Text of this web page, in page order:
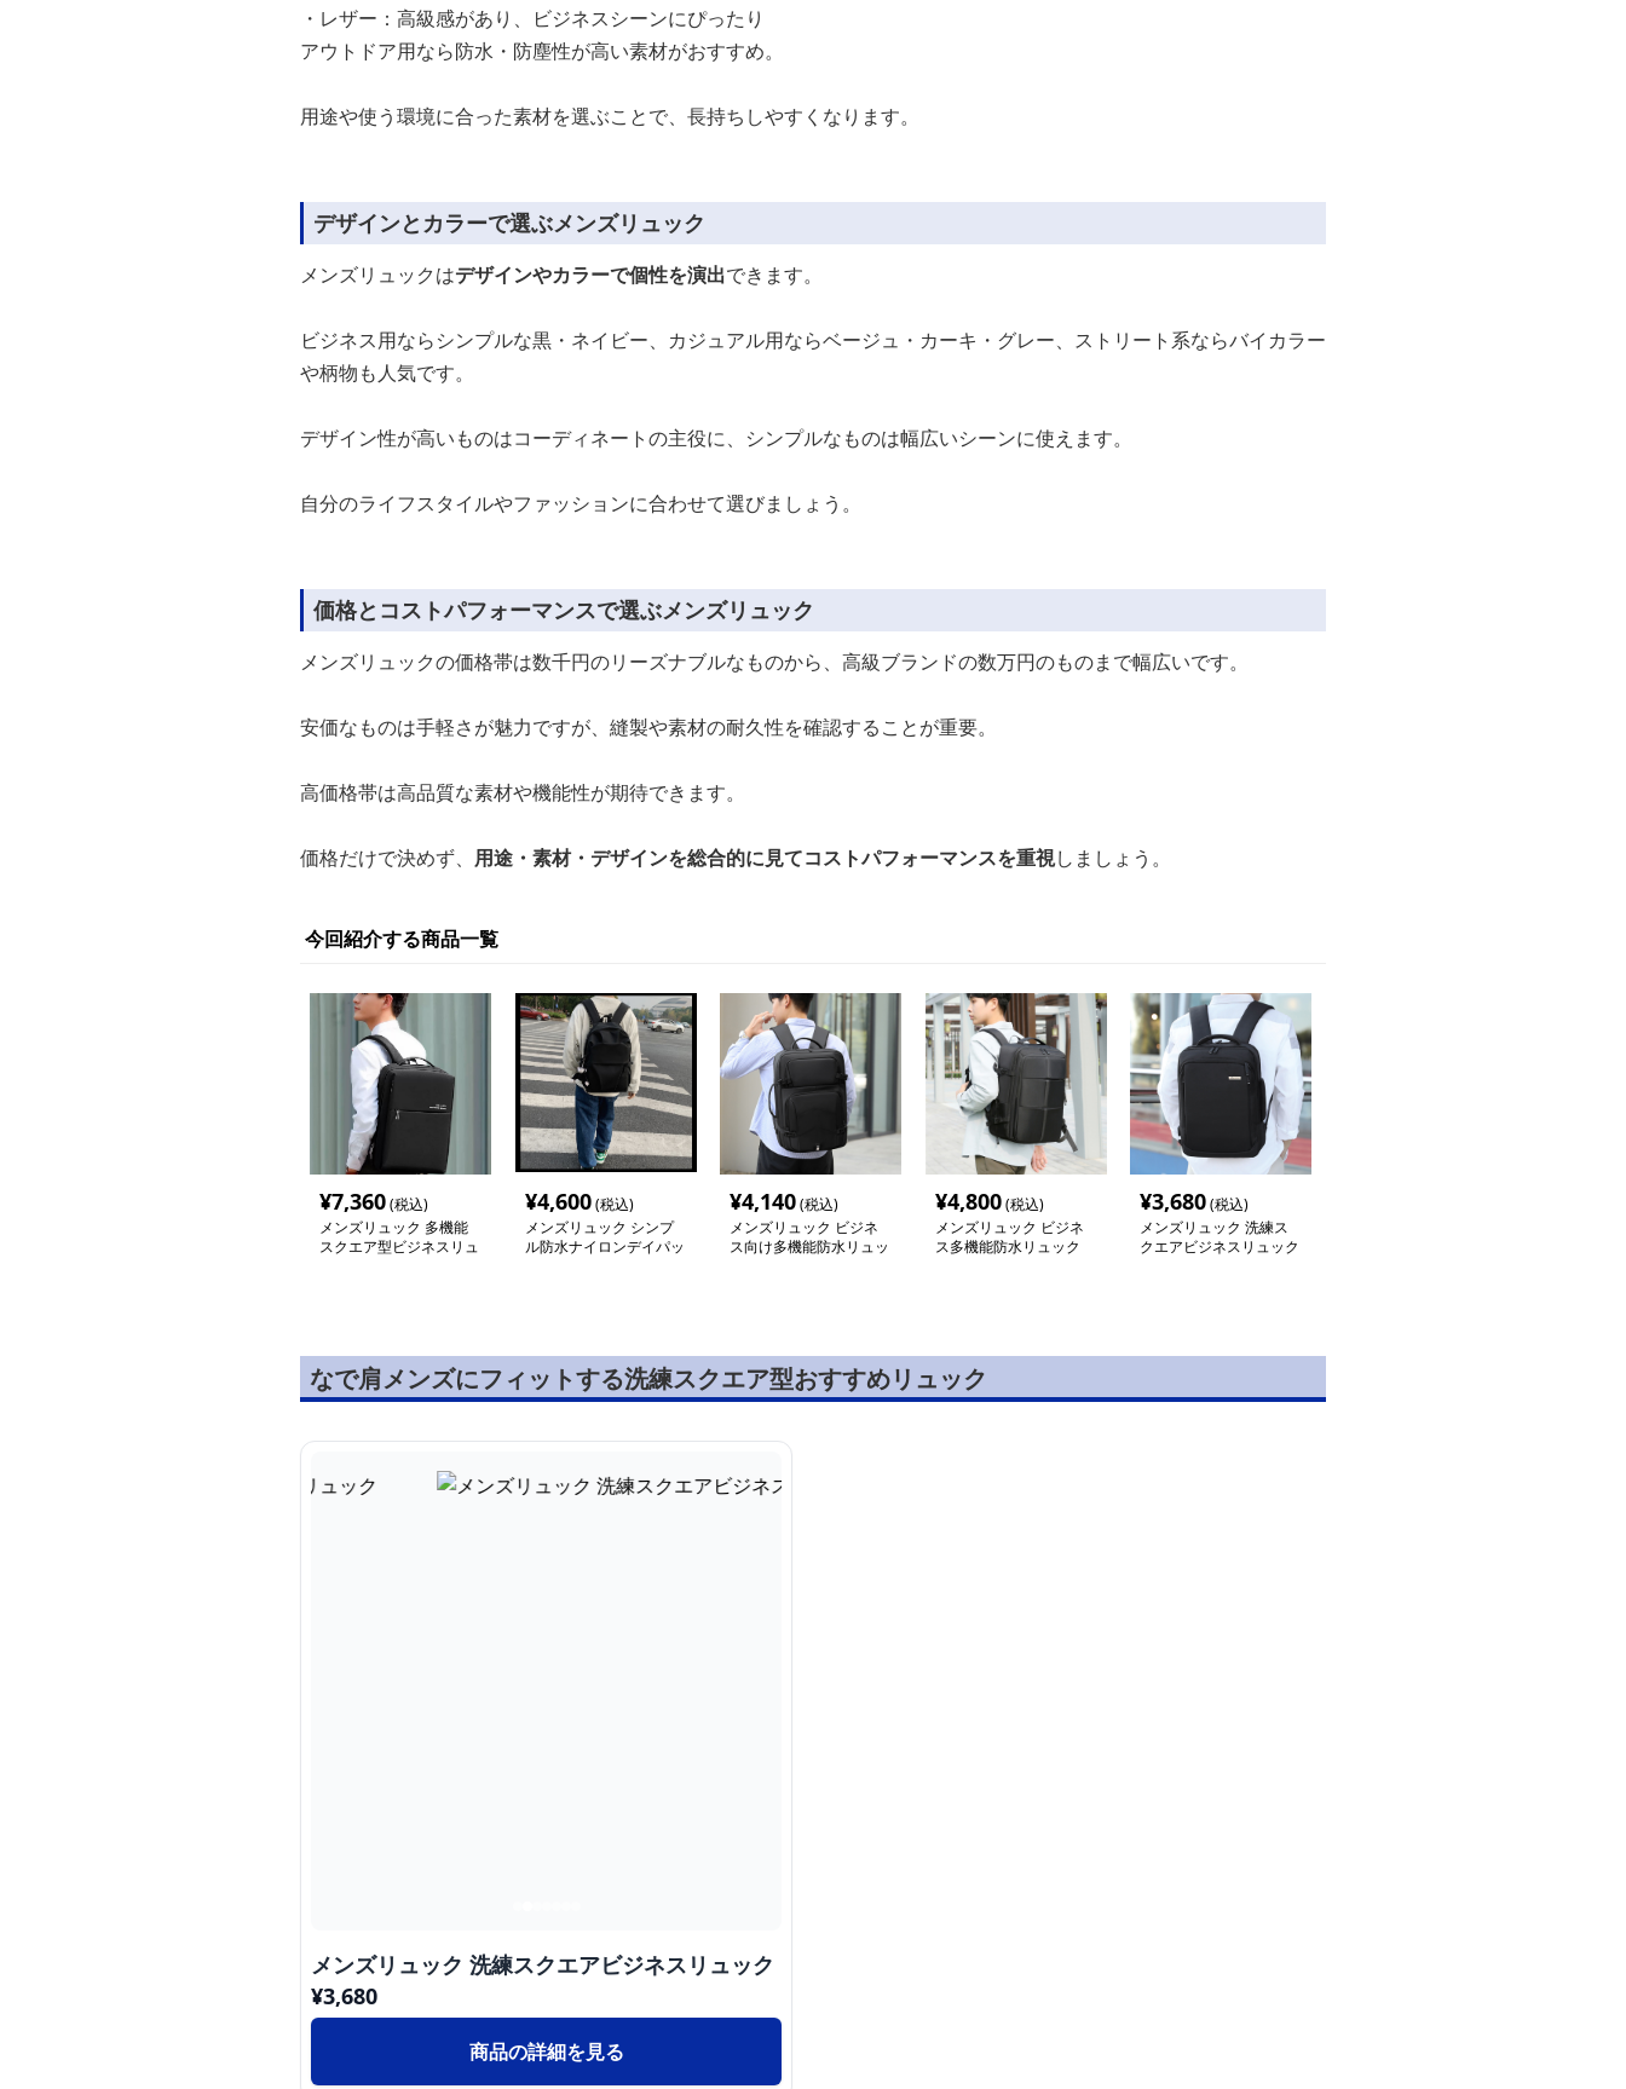
・レザー：高級感があり、ビジネスシーンにぴったり
アウトドア用なら防水・防塵性が高い素材がおすすめ。
用途や使う環境に合った素材を選ぶことで、長持ちしやすくなります。
デザインとカラーで選ぶメンズリュック
メンズリュックはデザインやカラーで個性を演出できます。
ビジネス用ならシンプルな黒・ネイビー、カジュアル用ならベージュ・カーキ・グレー、ストリート系ならバイカラー
や柄物も人気です。
デザイン性が高いものはコーディネートの主役に、シンプルなものは幅広いシーンに使えます。
自分のライフスタイルやファッションに合わせて選びましょう。
価格とコストパフォーマンスで選ぶメンズリュック
メンズリュックの価格帯は数千円のリーズナブルなものから、高級ブランドの数万円のものまで幅広いです。
安価なものは手軽さが魅力ですが、縫製や素材の耐久性を確認することが重要。
高価格帯は高品質な素材や機能性が期待できます。
価格だけで決めず、 用途・素材・デザインを総合的に見てコストパフォーマンスを重視しましょう。
今回紹介する商品一覧
¥7,360(税込)
メンズリュック 多機能
スクエア型ビジネスリュ
¥4,600(税込)
メンズリュック シンプ
ル防水ナイロンデイパッ
¥4,140(税込)
メンズリュック ビジネ
ス向け多機能防水リュッ
¥4,800(税込)
メンズリュック ビジネ
ス多機能防水リュック
¥3,680(税込)
メンズリュック 洗練ス
クエアビジネスリュック
なで肩メンズにフィットする洗練スクエア型おすすめリュック
メンズリュック 洗練スクエアビジネスリュック
¥3,680
商品の詳細を見る